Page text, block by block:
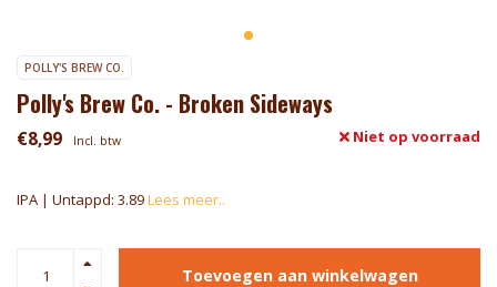
POLLY'S BREW CO.
Polly's Brew Co. - Broken Sideways
€8,99 Incl. btw Niet op voorraad
IPA | Untappd: 3.89Lees meer..
Toevoegen aan winkelwagen